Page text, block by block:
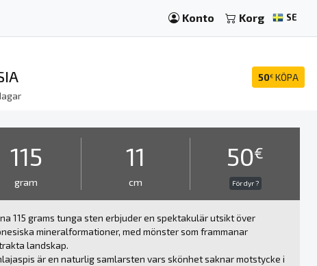
Konto Korg SE
50€ KÖPA
115
gram
11
cm
50€
För dyr ?
115 grams tunga sten erbjuder en spektakulär utsikt över
mineralformationer, med mönster som frammanar
landskap.
är en naturlig samlarsten vars skönhet saknar motstycke i